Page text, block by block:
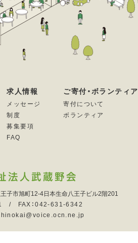
求人情報
メッセージ
制度
募集要項
FAQ
ご寄付・ボランティア
寄付について
ボランティア
子市旭町12-4日本生命八王子ビル2階201
/ FAX：042-631-6342